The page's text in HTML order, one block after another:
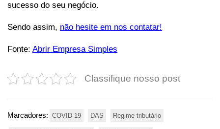
sucesso do seu negócio.
Sendo assim, não hesite em nos contatar!
Fonte: Abrir Empresa Simples
Classifique nosso post
Marcadores: COVID-19 DAS Regime tributário